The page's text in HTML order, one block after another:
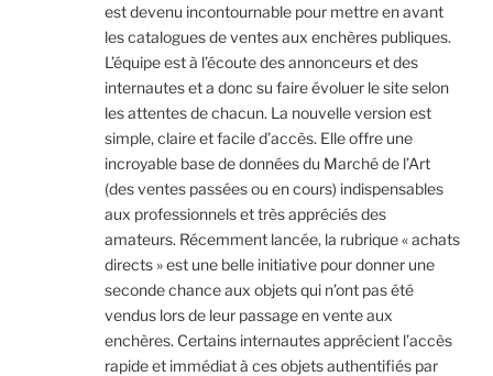
est devenu incontournable pour mettre en avant
les catalogues de ventes aux enchères publiques.
L’équipe est à l’écoute des annonceurs et des
internautes et a donc su faire évoluer le site selon
les attentes de chacun. La nouvelle version est
simple, claire et facile d’accès. Elle offre une
incroyable base de données du Marché de l’Art
(des ventes passées ou en cours) indispensables
aux professionnels et très appréciés des
amateurs. Récemment lancée, la rubrique « achats
directs » est une belle initiative pour donner une
seconde chance aux objets qui n’ont pas été
vendus lors de leur passage en vente aux
enchères. Certains internautes apprécient l’accès
rapide et immédiat à ces objets authentifiés par